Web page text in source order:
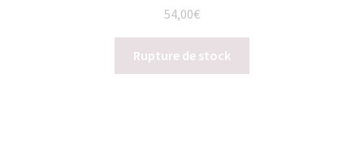
54,00€
Rupture de stock